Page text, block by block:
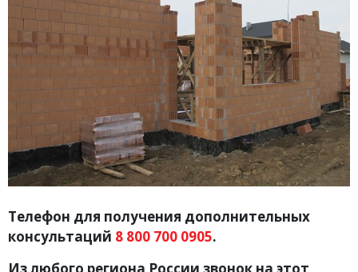
Телефон для получения дополнительных
консультаций 8 800 700 0905.